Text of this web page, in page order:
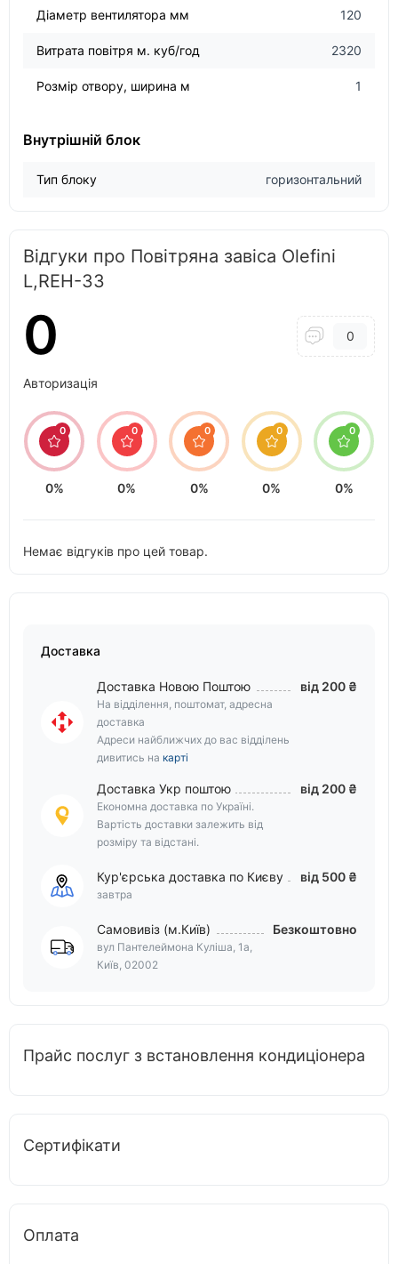
Діаметр вентилятора мм 120
Витрата повітря м. куб/год 2320
Розмір отвору, ширина м 1
Внутрішній блок
Тип блоку горизонтальний
Відгуки про Повітряна завіса Olefini
L,REH-33
0 0
Авторизація
0
0%
0
0%
0
0%
0
0%
0
0%
Немає відгуків про цей товар.
Доставка
Доставка Новою Поштою
На відділення, поштомат, адресна
доставка
Адреси найближчих до вас відділень
дивитись на карті
від 200 ₴
Доставка Укр поштою
Економна доставка по Україні.
Вартість доставки залежить від
розміру та відстані.
від 200 ₴
Кур'єрська доставка по Києву
завтра
від 500 ₴
Самовивіз (м.Київ)
вул Пантелеймона Куліша, 1а,
Київ, 02002
Безкоштовно
Прайс послуг з встановлення кондиціонера
Сертифікати
Оплата